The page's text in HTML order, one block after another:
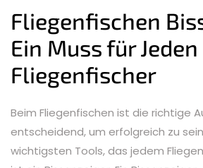
Fliegenfischen
Ein Muss für Jeden
Fliegenfischer
Beim Fliegenfischen ist die richtige
entscheidend, um erfolgreich zu
wichtigsten Tools, das jedem